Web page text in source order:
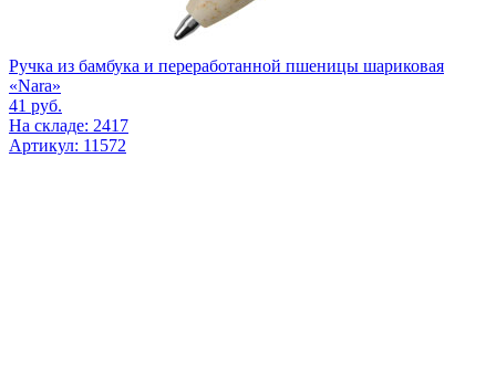
Ручка из бамбука и переработанной пшеницы шариковая
«Nara»
41 руб.
На складе: 2417
Артикул: 11572